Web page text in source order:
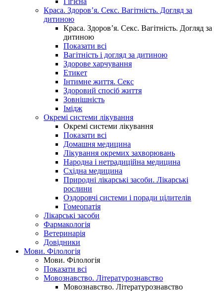
Краса. Здоров’я. Секс. Вагітність. Догляд за
дитиною
Краса. Здоров’я. Секс. Вагітність. Догляд за
дитиною
Показати всі
Вагітність і догляд за дитиною
Здорове харчування
Етикет
Інтимне життя. Секс
Здоровий спосіб життя
Зовнішність
Імідж
Окремі системи лікування
Окремі системи лікування
Показати всі
Домашня медицина
Лікування окремих захворювань
Народна і нетрадиційна медицина
Східна медицина
Природні лікарські засоби. Лікарські
рослини
Оздоровчі системи і поради цілителів
Гомеопатія
Лікарські засоби
Фармакологія
Ветеринарія
Довідники
Мови. Філологія
Мови. Філологія
Показати всі
Мовознавство. Літературознавство
Мовознавство. Літературознавство